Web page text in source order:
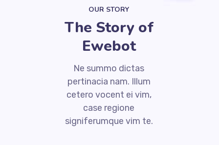
OUR STORY
The Story of
Ewebot
Ne summo dictas
pertinacia nam. Illum
cetero vocent ei vim,
case regione
signiferumque vim te.